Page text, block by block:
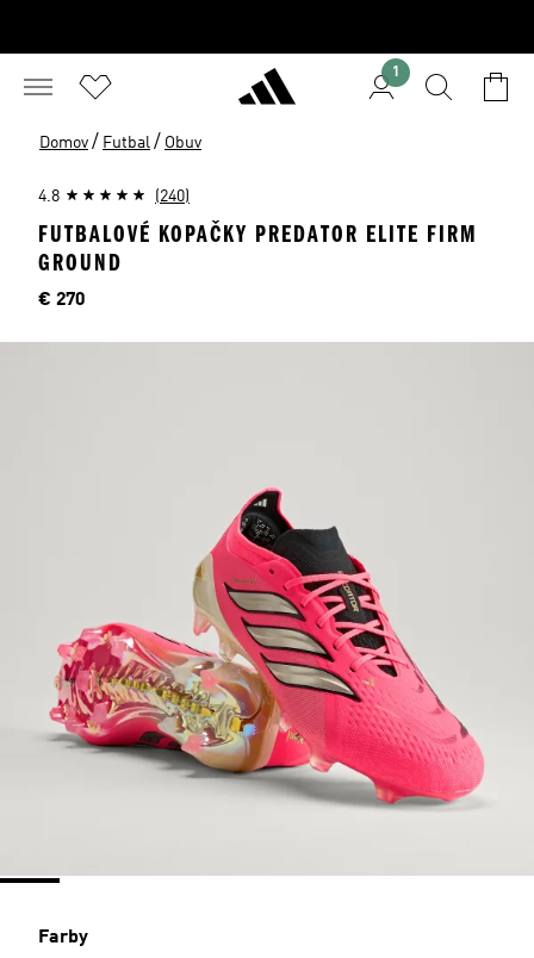
1
Domov / Futbal / Obuv
4.8 (240)
FUTBALOVÉ KOPAČKY PREDATOR ELITE FIRM
GROUND
Cena
€ 270
Farby